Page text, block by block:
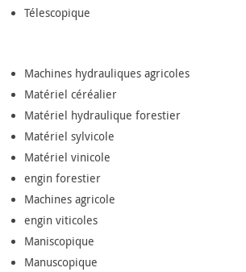
Télescopique
Machines hydrauliques agricoles
Matériel céréalier
Matériel hydraulique forestier
Matériel sylvicole
Matériel vinicole
engin forestier
Machines agricole
engin viticoles
Maniscopique
Manuscopique